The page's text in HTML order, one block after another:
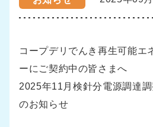
コープデリでんき再生可能エ
ーにご契約中の皆さまへ
2025年11月検針分電源調達
のお知らせ